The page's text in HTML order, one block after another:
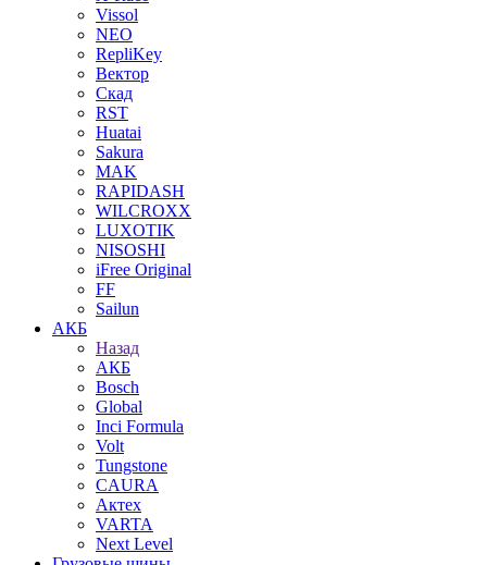
Vissol
NEO
RepliKey
Вектор
Скад
RST
Huatai
Sakura
MAK
RAPIDASH
WILCROXX
LUXOTIK
NISOSHI
iFree Original
FF
Sailun
АКБ
Назад
АКБ
Bosch
Global
Inci Formula
Volt
Tungstone
CAURA
Актех
VARTA
Next Level